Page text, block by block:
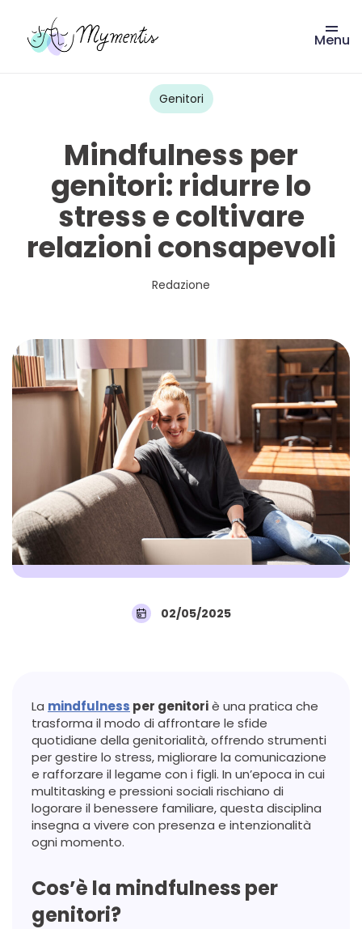
Vai
Menu
Genitori
Mindfulness per
genitori: ridurre lo
stress e coltivare
relazioni consapevoli
Redazione
02/05/2025
La mindfulness per genitoriè una pratica che
trasforma il modo di affrontare le sfide
quotidiane della genitorialità, offrendo strumenti
per gestire lo stress, migliorare la comunicazione
e rafforzare il legame con i figli. In un’epoca in cui
multitasking e pressioni sociali rischiano di
logorare il benessere familiare, questa disciplina
insegna a vivere con presenza e intenzionalità
ogni momento.
Cos’è la mindfulness per
genitori?